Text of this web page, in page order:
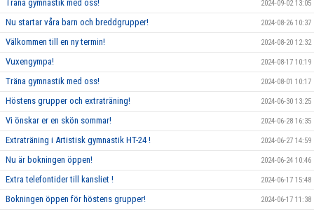
Träna gymnastik med oss! 2024-09-02 13:05
Nu startar våra barn och breddgrupper! 2024-08-26 10:37
Välkommen till en ny termin! 2024-08-20 12:32
Vuxengympa! 2024-08-17 10:19
Träna gymnastik med oss! 2024-08-01 10:17
Höstens grupper och extraträning! 2024-06-30 13:25
Vi önskar er en skön sommar! 2024-06-28 16:35
Extraträning i Artistisk gymnastik HT-24 ! 2024-06-27 14:59
Nu är bokningen öppen! 2024-06-24 10:46
Extra telefontider till kansliet ! 2024-06-17 15:48
Bokningen öppen för höstens grupper! 2024-06-17 11:38